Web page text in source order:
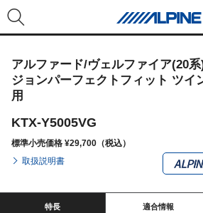
アルファード/ヴェルファイア(20
ジョンパーフェクトフィット ツイ
用
KTX-Y5005VG
標準小売価格 ¥29,700（税込）
取扱説明書
特長 適合情報